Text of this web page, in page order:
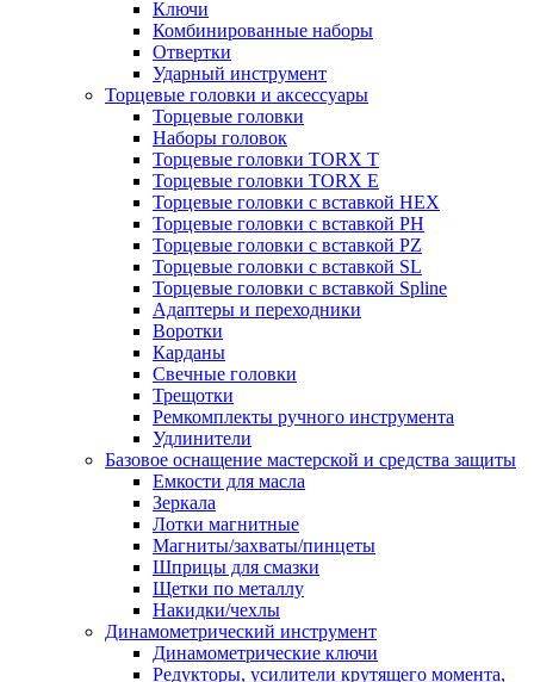
Ключи
Комбинированные наборы
Отвертки
Ударный инструмент
Торцевые головки и аксессуары
Торцевые головки
Наборы головок
Торцевые головки TORX T
Торцевые головки TORX Е
Торцевые головки с вставкой HEX
Торцевые головки с вставкой PH
Торцевые головки с вставкой PZ
Торцевые головки с вставкой SL
Торцевые головки с вставкой Spline
Адаптеры и переходники
Воротки
Карданы
Свечные головки
Трещотки
Ремкомплекты ручного инструмента
Удлинители
Базовое оснащение мастерской и средства защиты
Емкости для масла
Зеркала
Лотки магнитные
Магниты/захваты/пинцеты
Шприцы для смазки
Щетки по металлу
Накидки/чехлы
Динамометрический инструмент
Динамометрические ключи
Редукторы, усилители крутящего момента,